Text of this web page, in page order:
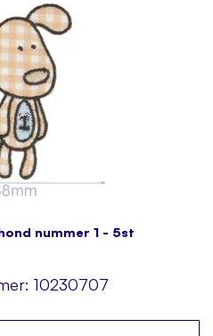
nummer 1 - 5st
10230707